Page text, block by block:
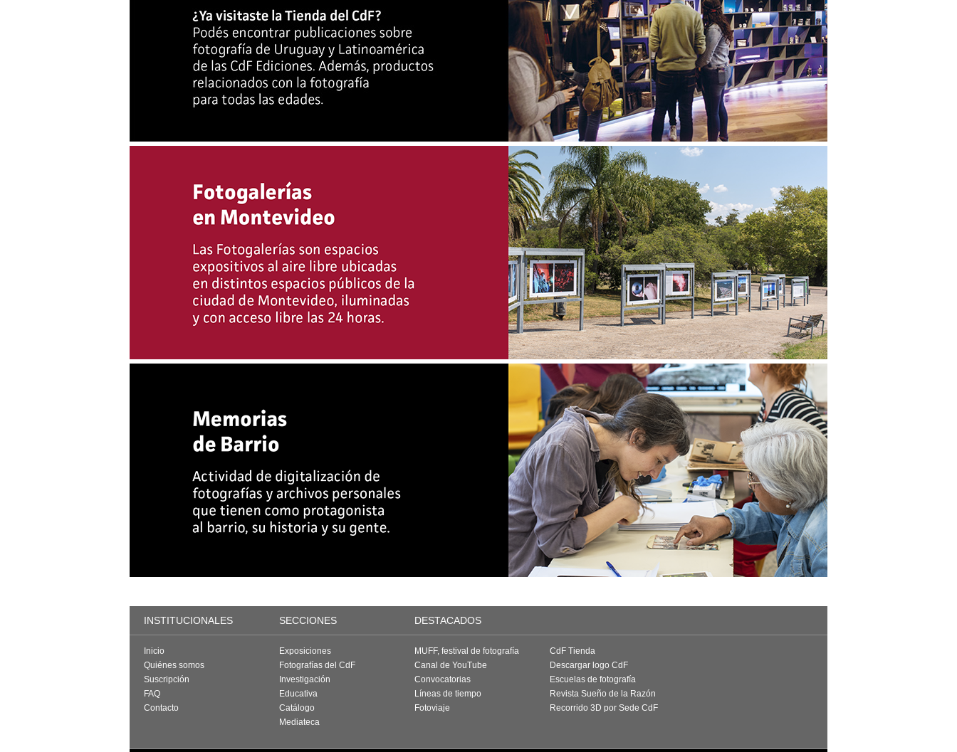
INSTITUCIONALES SECCIONES DESTACADOS
Inicio
Quiénes somos
Suscripción
FAQ
Contacto
Exposiciones
Fotografías del CdF
Investigación
Educativa
Catálogo
Mediateca
MUFF, festival de fotografía
Canal de YouTube
Convocatorias
Líneas de tiempo
Fotoviaje
CdF Tienda
Descargar logo CdF
Escuelas de fotografía
Revista Sueño de la Razón
Recorrido 3D por Sede CdF